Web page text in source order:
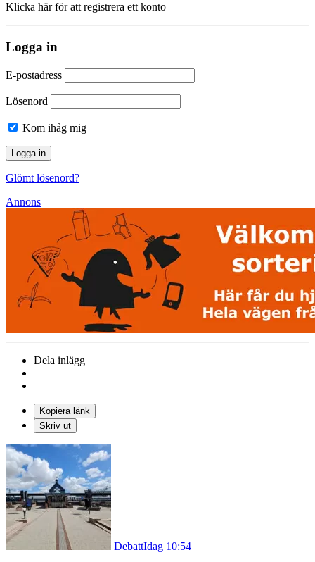
Klicka här för att registrera ett konto
Logga in
E-postadress
Lösenord
Kom ihåg mig
Glömt lösenord?
Annons
Dela inlägg
Kopiera länk
Skriv ut
DebattIdag 10:54